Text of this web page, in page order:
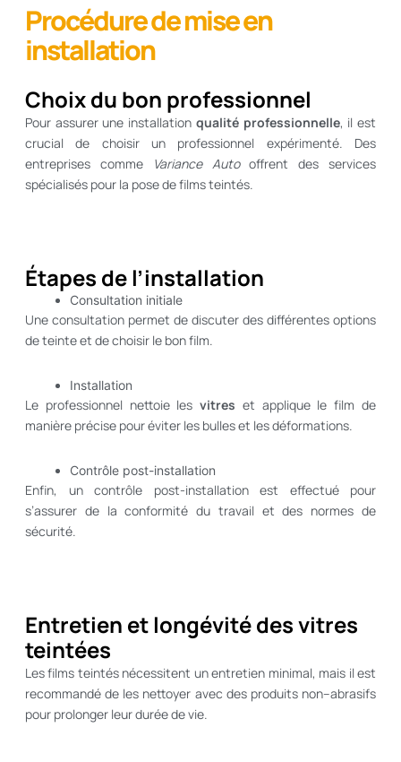
Procédure de mise en
installation
Choix du bon professionnel
Pour assurer une installation qualité professionnelle, il est
crucial de choisir un professionnel expérimenté. Des
entreprises comme
Variance Autooffrent des services
spécialisés pour la pose de films teintés.
Étapes de l’installation
Consultation initiale
Une consultation permet de discuter des différentes options
de teinte et de choisir le bon film.
Installation
Le professionnel nettoie lesvitres et applique le film de
manière précise pour éviter les bulles et les déformations.
Contrôle post-installation
Enfin, un contrôle post-installation est effectué pour
s’assurer de la conformité du travail et des normes de
sécurité.
Entretien et longévité des vitres
teintées
Les films teintés nécessitent un entretien minimal, mais il est
recommandé de les nettoyer avec des produits non–abrasifs
pour prolonger leur durée de vie.